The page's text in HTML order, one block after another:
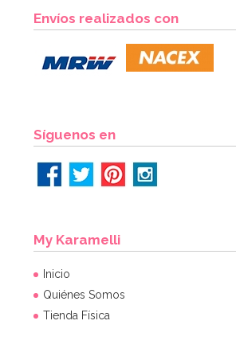
2,40€
Envíos realizados con
Síguenos en
My Karamelli
Inicio
Quiénes Somos
Tienda Física